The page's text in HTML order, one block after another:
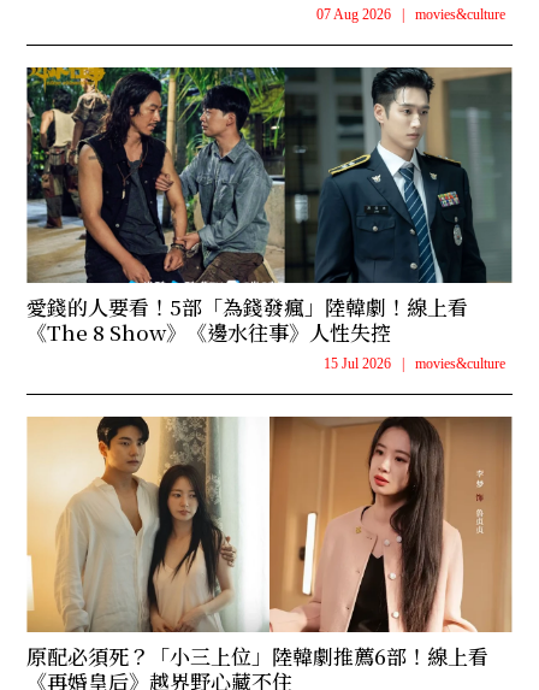
07 Aug 2026 movies&culture
愛錢的人要看！5部「為錢發瘋」陸韓劇！線上看
《The 8 Show》《邊水往事》人性失控
15 Jul 2026 movies&culture
原配必須死？「小三上位」陸韓劇推薦6部！線上看
《再婚皇后》越界野心藏不住